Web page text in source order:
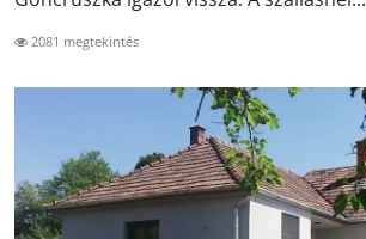
2081 megtekintés